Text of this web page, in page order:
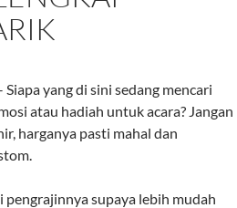
yang di sini sedang mencari
atau hadiah untuk acara? Jangan
harganya pasti mahal dan
pengrajinnya supaya lebih mudah